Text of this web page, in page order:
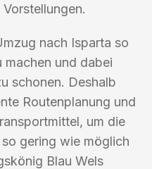
nach Isparta so
machen und dabei
schonen. Deshalb
Routenplanung und
um die
gering wie möglich
Blau Wels